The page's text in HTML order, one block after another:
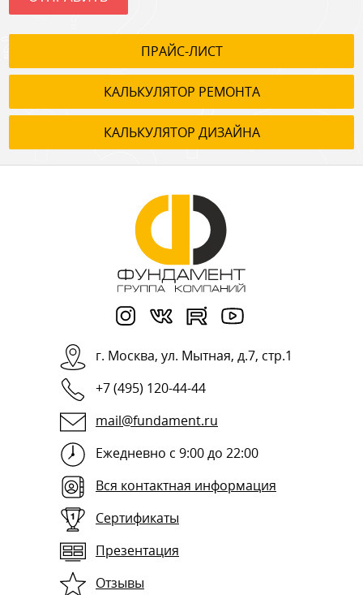
ПРАЙС-ЛИСТ
КАЛЬКУЛЯТОР РЕМОНТА
КАЛЬКУЛЯТОР ДИЗАЙНА
г. Москва, ул. Мытная, д.7, стр.1
+7 (495) 120-44-44
mail@fundament.ru
Ежедневно с 9:00 до 22:00
Вся контактная информация
Сертификаты
Презентация
Отзывы